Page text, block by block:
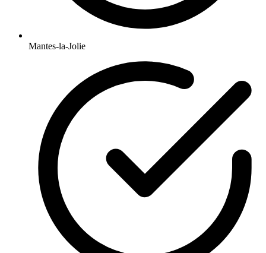
Mantes-la-Jolie